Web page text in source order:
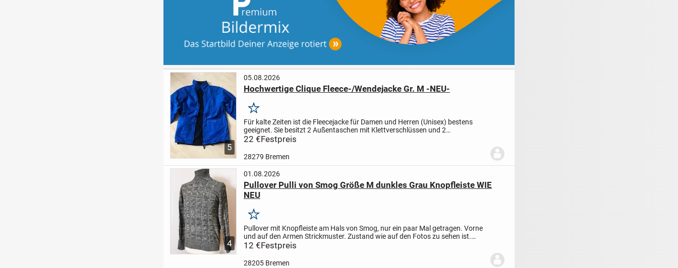
5
05.08.2026
Hochwertige Clique Fleece-/Wendejacke Gr. M -NEU-
Merken
Für kalte Zeiten ist die Fleecejacke für Damen und Herren (Unisex) bestens
geeignet. Sie besitzt 2 Außentaschen mit Klettverschlüssen und 2
Innentaschen, waschbar, eine hochwertige, funktionale und...
22 €Festpreis
28279 Bremen
4
01.08.2026
Pullover Pulli von Smog Größe M dunkles Grau Knopfleiste WIE
NEU
Merken
Pullover mit Knopfleiste am Hals von Smog, nur ein paar Mal getragen. Vorne
und auf den Armen Strickmuster. Zustand wie auf den Fotos zu sehen ist.
Keine Löcher oder Risse. Aus einem tierfreiem...
12 €Festpreis
28205 Bremen